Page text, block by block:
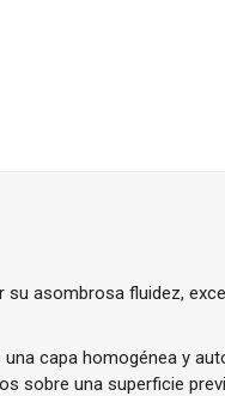
asombrosa fluidez,
capa homogénea y
sobre una superficie